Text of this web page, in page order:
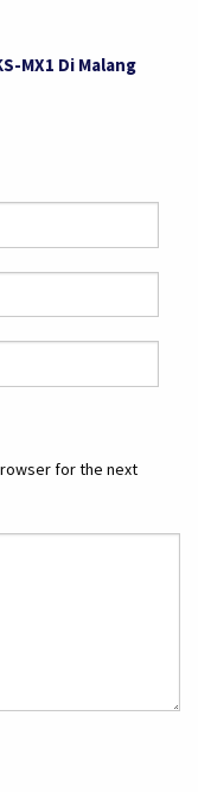
MX1 Di Malang
for the next